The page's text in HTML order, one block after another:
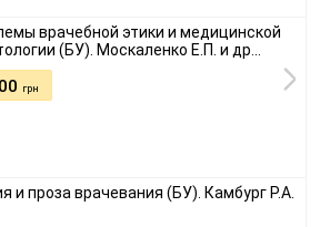
врачебной этики и медицинской
(БУ). Москаленко Е.П. и др...
грн
и проза врачевания (БУ). Камбург Р.А.